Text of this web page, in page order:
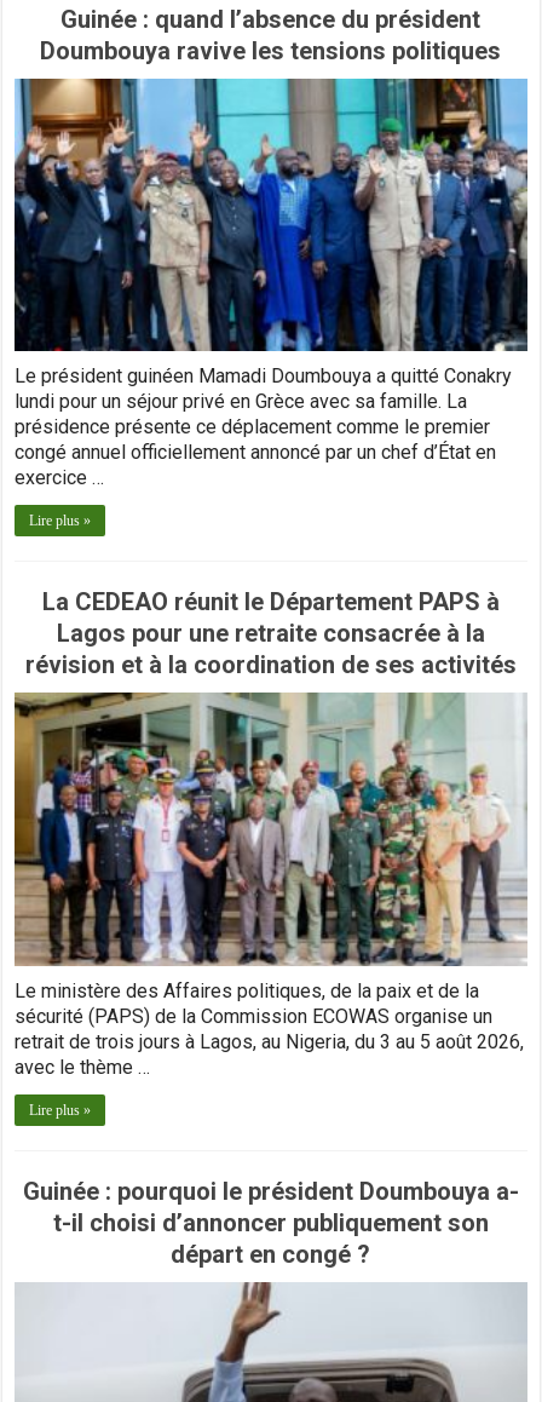
Guinée : quand l’absence du président
Doumbouya ravive les tensions politiques
Le président guinéen Mamadi Doumbouya a quitté Conakry
lundi pour un séjour privé en Grèce avec sa famille. La
présidence présente ce déplacement comme le premier
congé annuel officiellement annoncé par un chef d’État en
exercice …
Lire plus »
La CEDEAO réunit le Département PAPS à
Lagos pour une retraite consacrée à la
révision et à la coordination de ses activités
Le ministère des Affaires politiques, de la paix et de la
sécurité (PAPS) de la Commission ECOWAS organise un
retrait de trois jours à Lagos, au Nigeria, du 3 au 5 août 2026,
avec le thème …
Lire plus »
Guinée : pourquoi le président Doumbouya a-
t-il choisi d’annoncer publiquement son
départ en congé ?